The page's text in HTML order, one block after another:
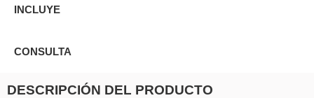
INCLUYE
CONSULTA
DESCRIPCIÓN DEL PRODUCTO